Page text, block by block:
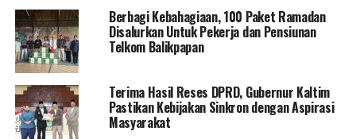
Berbagi Kebahagiaan, 100 Paket Ramadan
Disalurkan Untuk Pekerja dan Pensiunan
Telkom Balikpapan
Terima Hasil Reses DPRD, Gubernur Kaltim
Pastikan Kebijakan Sinkron dengan Aspirasi
Masyarakat